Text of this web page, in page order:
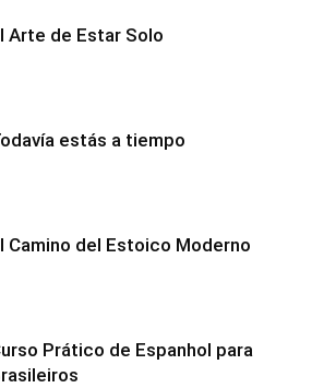
Arte de Estar Solo
estás a tiempo
Camino del Estoico Moderno
Prático de Espanhol para